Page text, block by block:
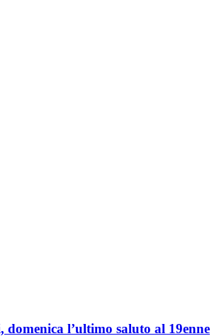
domenica l’ultimo saluto al 19enne